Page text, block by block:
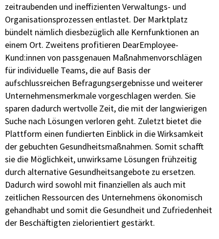
zeitraubenden und ineffizienten Verwaltungs- und
Organisationsprozessen entlastet. Der Marktplatz
bündelt nämlich diesbezüglich alle Kernfunktionen an
einem Ort. Zweitens profitieren DearEmployee-
Kund:innen von passgenauen Maßnahmenvorschlägen
für individuelle Teams, die auf Basis der
aufschlussreichen Befragungsergebnisse und weiterer
Unternehmensmerkmale vorgeschlagen werden. Sie
sparen dadurch wertvolle Zeit, die mit der langwierigen
Suche nach Lösungen verloren geht. Zuletzt bietet die
Plattform einen fundierten Einblick in die Wirksamkeit
der gebuchten Gesundheitsmaßnahmen. Somit schafft
sie die Möglichkeit, unwirksame Lösungen frühzeitig
durch alternative Gesundheitsangebote zu ersetzen.
Dadurch wird sowohl mit finanziellen als auch mit
zeitlichen Ressourcen des Unternehmens ökonomisch
gehandhabt und somit die Gesundheit und Zufriedenheit
der Beschäftigten zielorientiert gestärkt.